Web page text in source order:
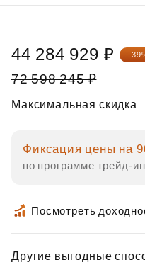
72 598 245 ₽
44 284 929 ₽ -
Максимальная скидка
Фиксация цены на
по программе трейд‑ин
Посмотреть
Другие выгодные